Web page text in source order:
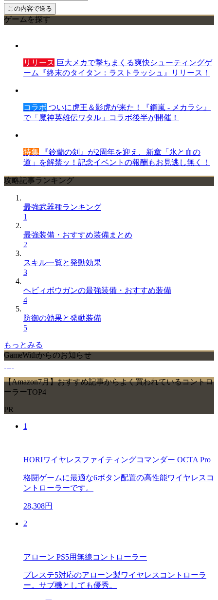
ゲームを探す
リリース 巨大メカで撃ちまくる爽快シューティングゲ
ーム『終末のタイタン：ラストラッシュ』リリース！
コラボ ついに虎王＆影虎が来た！『鋼嵐 - メカラシ』
で「魔神英雄伝ワタル」コラボ後半が開催！
特集 『鈴蘭の剣』が2周年を迎え、新章「氷と血の
道」を解禁ッ！記念イベントの報酬もお見逃し無く！
攻略記事ランキング
最強武器種ランキング
1
最強装備・おすすめ装備まとめ
2
スキル一覧と発動効果
3
ヘビィボウガンの最強装備・おすすめ装備
4
防御の効果と発動装備
5
もっとみる
GameWithからのお知らせ
【Amazon7月】おすすめ記事からよく買われているコントロ
ーラーTOP4
PR
1
HORIワイヤレスファイティングコマンダー OCTA Pro
格闘ゲームに最適な6ボタン配置の高性能ワイヤレスコ
ントローラーです。
28,308円
2
アローン PS5用無線コントローラー
プレステ5対応のアローン製ワイヤレスコントローラ
ー。サブ機としても優秀。